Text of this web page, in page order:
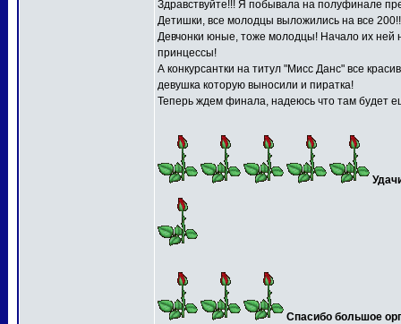
Здравствуйте!!! Я побывала на полуфинале
Детишки, все молодцы выложились на все
Девчонки юные, тоже молодцы! Начало их ней
принцессы!
А конкурсантки на титул "Мисс Данс" все
девушка которую выносили и пиратка!
Теперь ждем финала, надеюсь что там будет
Спасибо большое